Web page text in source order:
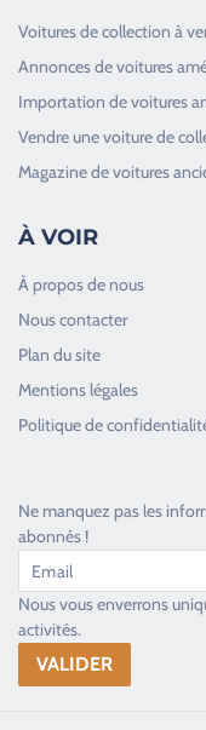
Voitures de collection à
Annonces de voitures
Importation de voitures
Vendre une voiture de
Magazine de voitures
À VOIR
À propos de nous
Nous contacter
Plan du site
Mentions légales
Politique de
Ne manquez pas les
abonnés !
Nous vous enverrons
activités.
Toujours heureux